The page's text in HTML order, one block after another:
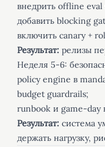
внедрить offline eval
добавить blocking
включить canary +
Результат: релизы
Неделя 5-6:
policy engine в
budget guardrails;
runbook и game-day
Результат: система
держать нагрузку,